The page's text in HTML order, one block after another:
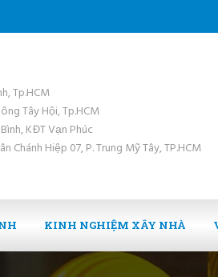
Tp.HCM
Tây Hội, Tp.HCM
KĐT Vạn Phúc
Chánh Hiệp 07, P. Trung Mỹ Tây, TP.HCM
KINH NGHIỆM XÂY NHÀ